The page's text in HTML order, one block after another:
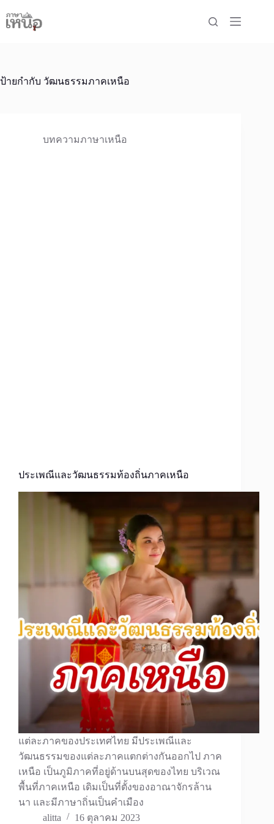
to
content
ป้ายกำกับ วัฒนธรรมภาคเหนือ
บทความภาษาเหนือ
ประเพณีและวัฒนธรรมท้องถิ่นภาคเหนือ
แต่ละภาคของประเทศไทย มีประเพณีและ
วัฒนธรรมของแต่ละภาคแตกต่างกันออกไป ภาค
เหนือ เป็นภูมิภาคที่อยู่ด้านบนสุดของไทย บริเวณ
พื้นที่ภาคเหนือ เดิมเป็นที่ตั้งของอาณาจักรล้าน
นา และมีภาษาถิ่นเป็นคำเมือง
alitta
16 ตุลาคม 2023